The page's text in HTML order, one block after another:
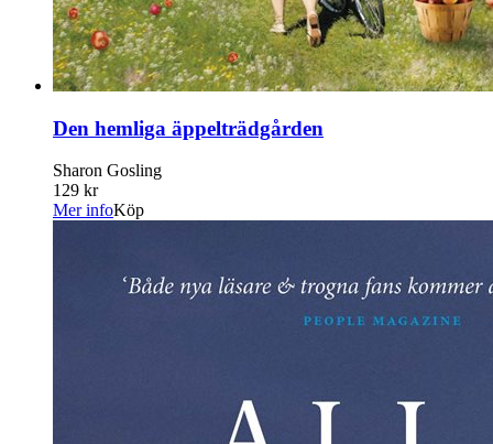
Den hemliga äppelträdgården
Sharon Gosling
129 kr
Mer infoKöp